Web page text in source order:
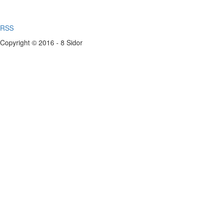
RSS
Copyright © 2016 - 8 Sidor